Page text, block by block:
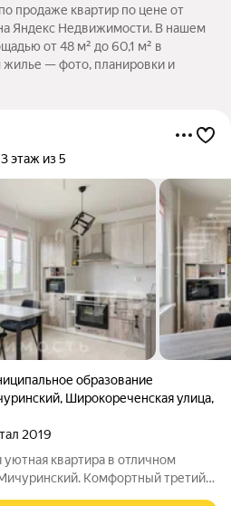
продаже квартир по цене от
Яндекс Недвижимости. В нашем
от 48 м² до 60,1 м² в
жилье — фото, планировки и
3 этаж из 5
образование
, Широкореченская улица,
2019
квартира в отличном
Комфортный третий